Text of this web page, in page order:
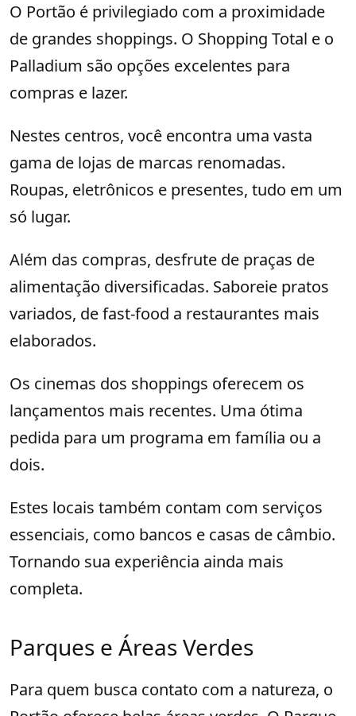
O Portão é privilegiado com a proximidade
de grandes shoppings. O Shopping Total e o
Palladium são opções excelentes para
compras e lazer.
Nestes centros, você encontra uma vasta
gama de lojas de marcas renomadas.
Roupas, eletrônicos e presentes, tudo em um
só lugar.
Além das compras, desfrute de praças de
alimentação diversificadas. Saboreie pratos
variados, de fast-food a restaurantes mais
elaborados.
Os cinemas dos shoppings oferecem os
lançamentos mais recentes. Uma ótima
pedida para um programa em família ou a
dois.
Estes locais também contam com serviços
essenciais, como bancos e casas de câmbio.
Tornando sua experiência ainda mais
completa.
Parques e Áreas Verdes
Para quem busca contato com a natureza, o